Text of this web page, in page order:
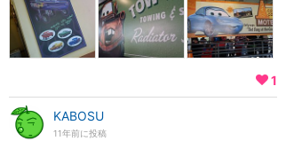
1
KABOSU
11年前に投稿